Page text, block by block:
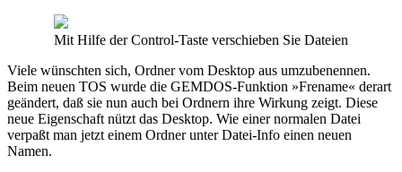
Mit Hilfe der Control-Taste verschieben Sie Dateien
Viele wünschten sich, Ordner vom Desktop aus umzubenennen.
Beim neuen TOS wurde die GEMDOS-Funktion »Frename« derart
geändert, daß sie nun auch bei Ordnern ihre Wirkung zeigt. Diese
neue Eigenschaft nützt das Desktop. Wie einer normalen Datei
verpaßt man jetzt einem Ordner unter Datei-Info einen neuen
Namen.